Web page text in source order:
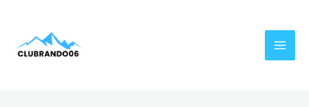
contenu
de
l’article